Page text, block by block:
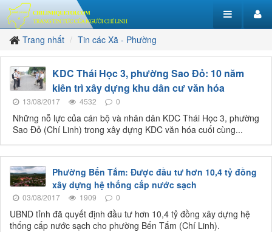
Trang nhất Tin các Xã - Phường
KDC Thái Học 3, phường Sao Đỏ: 10 năm
kiên trì xây dựng khu dân cư văn hóa
13/08/2017 4532 0
Những nỗ lực của cán bộ và nhân dân KDC Thái Học 3, phường
Sao Đỏ (Chí Linh) trong xây dựng KDC văn hóa cuối cùng...
Phường Bến Tắm: Được đầu tư hơn 10,4 tỷ đồng
xây dựng hệ thống cấp nước sạch
03/08/2017 1909 0
UBND tỉnh đã quyết định đầu tư hơn 10,4 tỷ đồng xây dựng hệ
thống cấp nước sạch cho phường Bến Tắm (Chí Linh).